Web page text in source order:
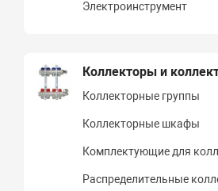
Электроинструмент
Коллекторы и
Коллекторные группы
Коллекторные шкафы
Комплектующие для
Распределительные